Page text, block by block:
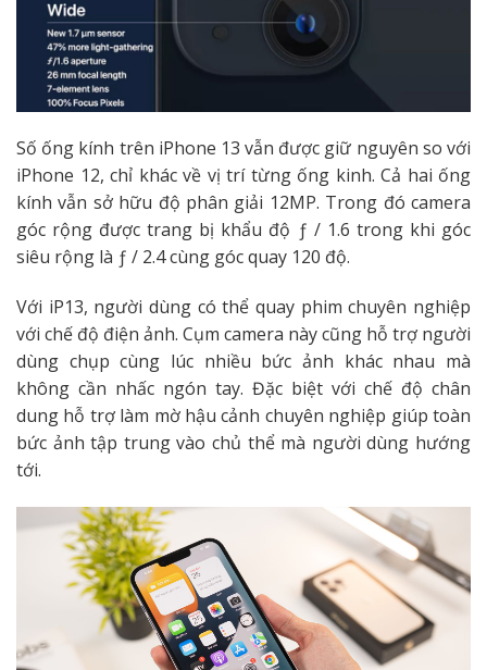
Số ống kính trên iPhone 13 vẫn được giữ nguyên so với
iPhone 12, chỉ khác về vị trí từng ống kinh. Cả hai ống
kính vẫn sở hữu độ phân giải 12MP. Trong đó camera
góc rộng được trang bị khẩu độ ƒ / 1.6 trong khi góc
siêu rộng là ƒ / 2.4 cùng góc quay 120 độ.
Với iP13, người dùng có thể quay phim chuyên nghiệp
với chế độ điện ảnh. Cụm camera này cũng hỗ trợ người
dùng chụp cùng lúc nhiều bức ảnh khác nhau mà
không cần nhấc ngón tay. Đặc biệt với chế độ chân
dung hỗ trợ làm mờ hậu cảnh chuyên nghiệp giúp toàn
bức ảnh tập trung vào chủ thể mà người dùng hướng
tới.